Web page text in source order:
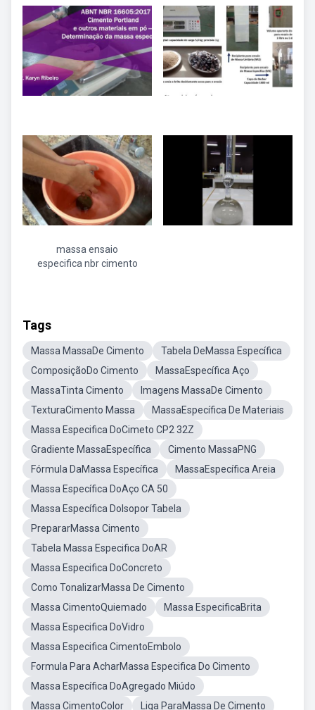
massa ensaio
especifica nbr cimento
Tags
Massa MassaDe Cimento
Tabela DeMassa Específica
ComposiçãoDo Cimento
MassaEspecífica Aço
MassaTinta Cimento
Imagens MassaDe Cimento
TexturaCimento Massa
MassaEspecífica De Materiais
Massa Especifica DoCimeto CP2 32Z
Gradiente MassaEspecífica
Cimento MassaPNG
Fórmula DaMassa Específica
MassaEspecífica Areia
Massa Específica DoAço CA 50
Massa Específica DoIsopor Tabela
PrepararMassa Cimento
Tabela Massa Especifica DoAR
Massa Especifica DoConcreto
Como TonalizarMassa De Cimento
Massa CimentoQuiemado
Massa EspecificaBrita
Massa Especifica DoVidro
Massa Especifica CimentoEmbolo
Formula Para AcharMassa Especifica Do Cimento
Massa Específica DoAgregado Miúdo
Massa CimentoColor
Liga ParaMassa De Cimento